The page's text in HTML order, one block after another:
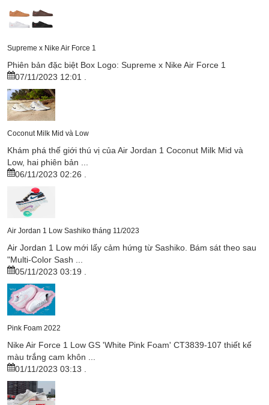
Supreme x Nike Air Force 1
Phiên bản đặc biệt Box Logo: Supreme x Nike Air Force 1
07/11/2023 12:01
Coconut Milk Mid và Low
Khám phá thế giới thú vị của Air Jordan 1 Coconut Milk Mid và
Low, hai phiên bản ...
06/11/2023 02:26
Air Jordan 1 Low Sashiko tháng 11/2023
Air Jordan 1 Low mới lấy cảm hứng từ Sashiko. Bám sát theo sau
"Multi-Color Sash ...
05/11/2023 03:19
Pink Foam 2022
Nike Air Force 1 Low GS 'White Pink Foam' CT3839-107 thiết kế
màu trắng cam khôn ...
01/11/2023 03:13